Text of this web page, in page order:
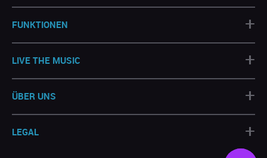
FUNKTIONEN +
LIVE THE MUSIC +
ÜBER UNS +
LEGAL +